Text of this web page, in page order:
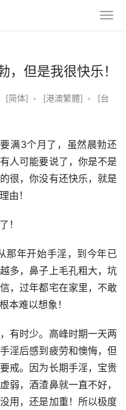
，但是我很快乐！
[简体] • [港澳繁體] •
[台
满3个月了，虽然晨勃还
人可能要说了，你是不是
很，你没有还快乐，就是
由！
！
那年开始手淫，到今年已
多，鼻子上毛孔粗大，坑
，过年都宅在家里，不敢
本难以想象！
有时少。高峰时期一天两
淫后感到疲劳和懊悔，但
戒。因为长期手淫，宝贵
弱，酒渣鼻就一直不好，
用，还是加重！所以极度